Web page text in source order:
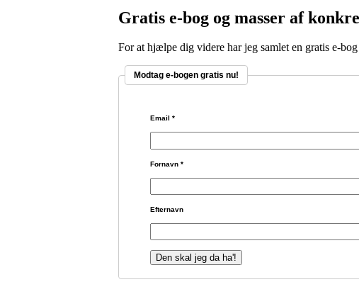
Gratis e-bog og masser af
For at hjælpe dig videre har jeg samlet en gratis e-
Modtag e-bogen gratis nu!
Email *
Fornavn *
Efternavn